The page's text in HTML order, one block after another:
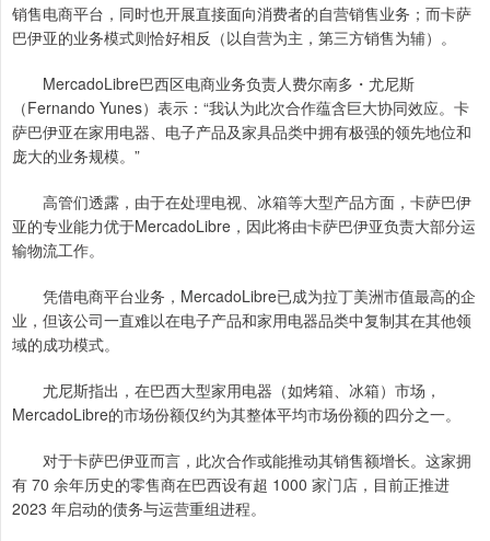
销售电商平台，同时也开展直接面向消费者的自营销售业务；而卡萨
巴伊亚的业务模式则恰好相反（以自营为主，第三方销售为辅）。
MercadoLibre巴西区电商业务负责人费尔南多・尤尼斯
（Fernando Yunes）表示：“我认为此次合作蕴含巨大协同效应。卡
萨巴伊亚在家用电器、电子产品及家具品类中拥有极强的领先地位和
庞大的业务规模。”
高管们透露，由于在处理电视、冰箱等大型产品方面，卡萨巴伊
亚的专业能力优于MercadoLibre，因此将由卡萨巴伊亚负责大部分运
输物流工作。
凭借电商平台业务，MercadoLibre已成为拉丁美洲市值最高的企
业，但该公司一直难以在电子产品和家用电器品类中复制其在其他领
域的成功模式。
尤尼斯指出，在巴西大型家用电器（如烤箱、冰箱）市场，
MercadoLibre的市场份额仅约为其整体平均市场份额的四分之一。
对于卡萨巴伊亚而言，此次合作或能推动其销售额增长。这家拥
有 70 余年历史的零售商在巴西设有超 1000 家门店，目前正推进
2023 年启动的债务与运营重组进程。